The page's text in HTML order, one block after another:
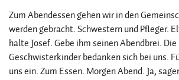
Zum Abendessen gehen wir in den
werden gebracht. Schwestern und Pfleger.
halte Josef. Gebe ihm seinen Abendbrei.
Geschwisterkinder bedanken sich bei uns.
uns ein. Zum Essen. Morgen Abend. Ja,